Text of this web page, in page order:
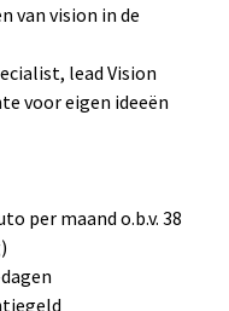
van vision in de
lead Vision
voor eigen ideeën
per maand o.b.v. 38